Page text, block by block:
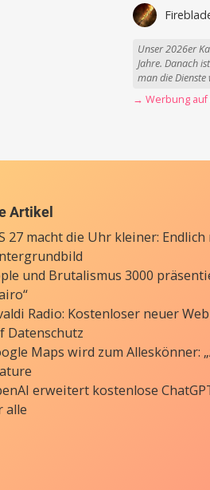
Unser 2026er
Jahre. Danach
man die
Artikel
27 macht die Uhr kleiner:
und Brutalismus 3000
Radio: Kostenloser neuer
Datenschutz
Maps wird zum Alleskönner:
erweitert kostenlose
alle